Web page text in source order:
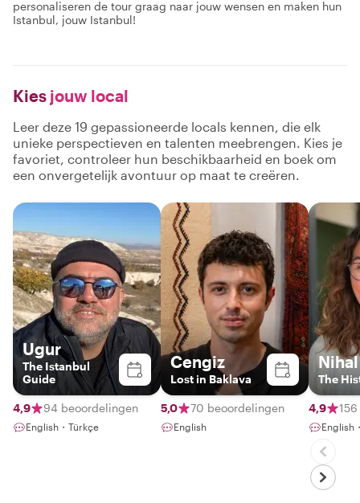
personaliseren de tour graag naar jouw wensen en maken hun
Istanbul, jouw Istanbul!
Kies jouw local
Leer deze 19 gepassioneerde locals kennen, die elk
unieke perspectieven en talenten meebrengen. Kies je
favoriet, controleer hun beschikbaarheid en boek om
een onvergetelijk avontuur op maat te creëren.
Ugur
The Istanbul
Guide
4,9 94 beoordelingen
English・Türkçe
Cengiz
Lost in Baklava
5,0 70 beoordelingen
English
Nihal
The
4,9
English